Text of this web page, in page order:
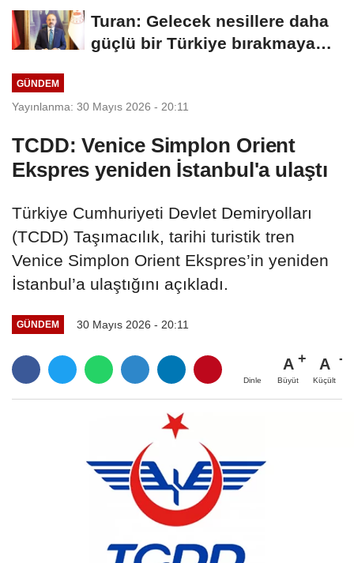
Turan: Gelecek nesillere daha
güçlü bir Türkiye bırakmaya
GÜNDEM
Yayınlanma: 30 Mayıs 2026 - 20:11
TCDD: Venice Simplon Orient
Ekspres yeniden İstanbul'a ulaştı
Türkiye Cumhuriyeti Devlet Demiryolları
(TCDD) Taşımacılık, tarihi turistik tren
Venice Simplon Orient Ekspres’in yeniden
İstanbul’a ulaştığını açıkladı.
GÜNDEM 30 Mayıs 2026 - 20:11
Dinle
A
Büyüt
A
Küçült